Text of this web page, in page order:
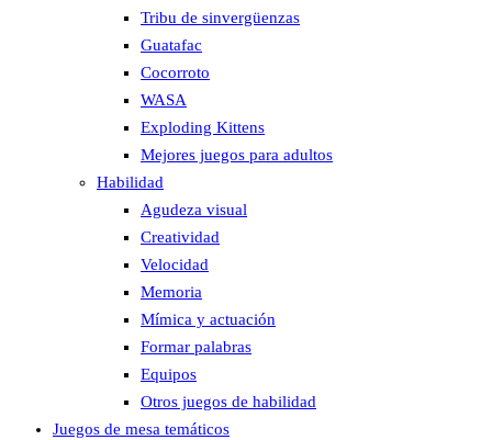
Tribu de sinvergüenzas
Guatafac
Cocorroto
WASA
Exploding Kittens
Mejores juegos para adultos
Habilidad
Agudeza visual
Creatividad
Velocidad
Memoria
Mímica y actuación
Formar palabras
Equipos
Otros juegos de habilidad
Juegos de mesa temáticos